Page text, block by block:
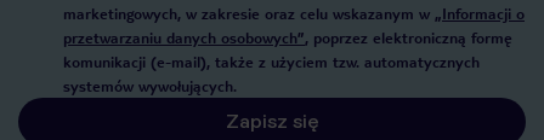
marketingowych, w zakresie oraz celu wskazanym w „Informacji o
przetwarzaniu danych osobowych”, poprzez elektroniczną formę
komunikacji (e-mail), także z użyciem tzw. automatycznych
systemów wywołujących.
Zapisz się